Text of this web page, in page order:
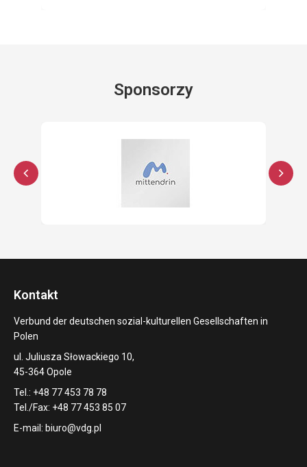
Sponsorzy
Kontakt
Verbund der deutschen sozial-kulturellen Gesellschaften in
Polen
ul. Juliusza Słowackiego 10,
45-364 Opole
Tel.: +48 77 453 78 78
Tel./Fax: +48 77 453 85 07
E-mail: biuro@vdg.pl